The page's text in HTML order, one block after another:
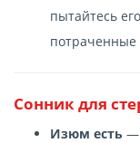
пытайтесь
потраченные
Сонник для
Изюм есть —